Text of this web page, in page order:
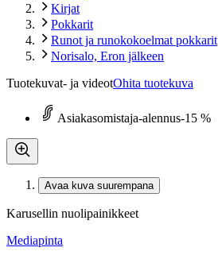
Kirjat
Pokkarit
Runot ja runokokoelmat pokkarit
Norisalo, Eron jälkeen
Tuotekuvat- ja videotOhita tuotekuva
Asiakasomistaja-alennus-15 %
Avaa kuva suurempana
Karusellin nuolipainikkeet
Mediapinta